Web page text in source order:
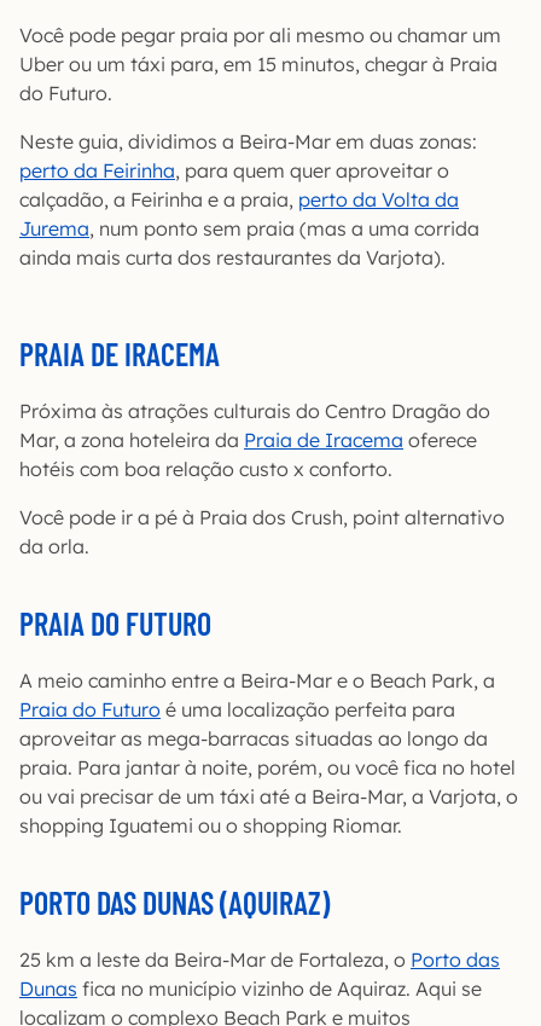
Você pode pegar praia por ali mesmo ou chamar um
Uber ou um táxi para, em 15 minutos, chegar à Praia
do Futuro.
Neste guia, dividimos a Beira-Mar em duas zonas:
perto da Feirinha, para quem quer aproveitar o
calçadão, a Feirinha e a praia, perto da Volta da
Jurema, num ponto sem praia (mas a uma corrida
ainda mais curta dos restaurantes da Varjota).
PRAIA DE IRACEMA
Próxima às atrações culturais do Centro Dragão do
Mar, a zona hoteleira da Praia de Iracema oferece
hotéis com boa relação custo x conforto.
Você pode ir a pé à Praia dos Crush, point alternativo
da orla.
PRAIA DO FUTURO
A meio caminho entre a Beira-Mar e o Beach Park, a
Praia do Futuro é uma localização perfeita para
aproveitar as mega-barracas situadas ao longo da
praia. Para jantar à noite, porém, ou você fica no hotel
ou vai precisar de um táxi até a Beira-Mar, a Varjota, o
shopping Iguatemi ou o shopping Riomar.
PORTO DAS DUNAS (AQUIRAZ)
25 km a leste da Beira-Mar de Fortaleza, o Porto das
Dunas fica no município vizinho de Aquiraz. Aqui se
localizam o complexo Beach Park e muitos